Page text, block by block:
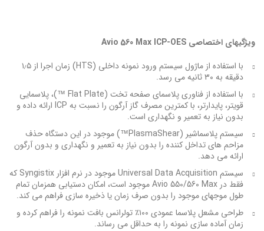
ویژگیهای اختصاصی Avio 560 Max ICP-OES
با استفاده از ماژول سیستم ورود نمونه داخلی (HTS) زمان اجرا از ۱٫۵
دقیقه به ۳۰ ثانیه می رسد.
با استفاده از فناوری پلاسمای صفحه تخت (Flat Plate ™)، پلاسمایی
قویتر، پایدارتر، با کمترین مصرف گاز آرگون را نسبت به ICP ارائه داده و
بدون نیاز به تعمیر و نگهداری است.
سیستم پلاسماشیر (PlasmaShear™) موجود در این دستگاه حذف
مزاحم های تداخل کننده را بدون نیاز به تعمیر و نگهداری و بدون آرگون
ارائه می دهد.
سیستم Universal Data Acquisition موجود در نرم افزار Syngistix که
فقط در Avio 550/560 Max موجود است، امکان دستیابی همزمان تمام
طول موجهای موجود را بدون صرف زمان یا ذخیره سازی فراهم می کند.
طراحی مشعل پلاسما عمودی ۱۰۰٪ تولرانس بافت نمونه را فراهم کرده و
زمان آماده سازی نمونه را به حداقل می رساند.